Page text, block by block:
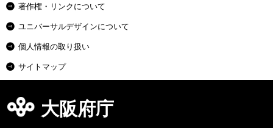
著作権・リンクについて
ユニバーサルデザインについて
個人情報の取り扱い
サイトマップ
大阪府庁